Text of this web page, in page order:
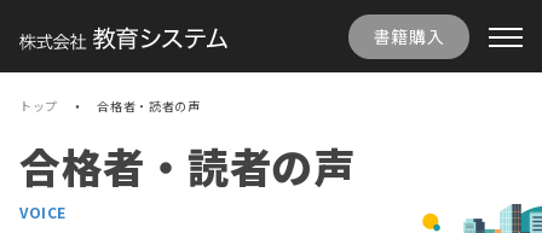
書籍購入
トップ 合格者・読者の声
合格者・読者の声
VOICE